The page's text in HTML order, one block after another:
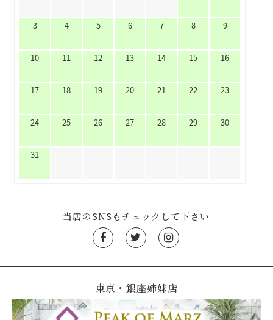
3 4 5 6 7 8 9
10 11 12 13 14 15 16
17 18 19 20 21 22 23
24 25 26 27 28 29 30
31
当店のSNSもチェックして下さい
東京・銀座姉妹店